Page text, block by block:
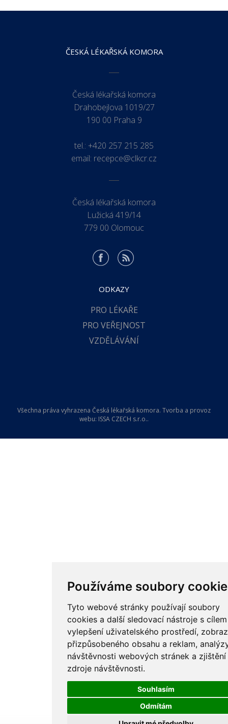
Používáme soubory
Tyto webové stránky používají soubory
cookies a další sledovací nástroje s cílem
vylepšení uživatelského prostředí,
přizpůsobeného obsahu a reklam,
návštěvnosti webových stránek a zjištění
zdroje návštěvnosti.
Souhlasím
Odmítám
ČESKÁ LÉKAŘSKÁ KOMORA
Česká lékařská komora
Drahobejlova 1019/27
190 00 Praha 9
tel.: +420 257 215 285
email: recepce@clkcr.cz
Česká lékařská komora
Lužická 419/14
779 00 Olomouc
ODKAZY
PRO LÉKAŘE
PRO VEŘEJNOST
VZDĚLÁVÁNÍ
Všechna práva vyhrazena Česká lékařská komora. Tvorba a provoz
webu: ISSA CZECH s.r.o..